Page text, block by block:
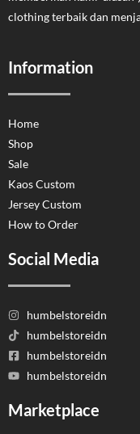
clothing terbaik dan
Information
Home
Shop
Sale
Kaos Custom
Jersey Custom
How to Order
Social Media
humbelstoreidn
humbelstoreidn
humbelstoreidn
humbelstoreidn
Marketplace